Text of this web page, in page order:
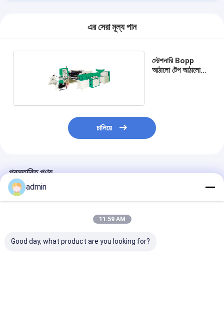
এর সেরা মূল্য পান
স্টেশনারি Bopp
আঠালো টেপ আঠালো
চালিয়ে
প্রস্তাবিত পণ্য
admin
11:59 AM
Good day, what product are you looking for?